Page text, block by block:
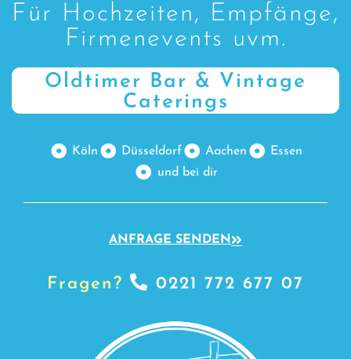
Für Hochzeiten, Empfänge,
Firmenevents uvm.
Oldtimer Bar & Vintage
Caterings
Köln Düsseldorf Aachen
Essen
und bei dir
ANFRAGE SENDEN
Fragen? 0221 772 677 07